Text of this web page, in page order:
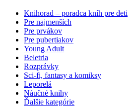
Knihorad – poradca kníh pre deti
Pre najmenších
Pre prvákov
Pre pubertiakov
Young Adult
Beletria
Rozprávky
Sci-fi, fantasy a komiksy
Leporelá
Náučné knihy
Ďalšie kategórie